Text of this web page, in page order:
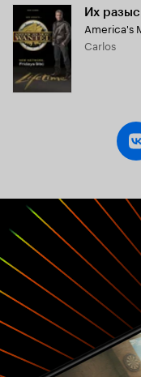
Их
America's
Carlos